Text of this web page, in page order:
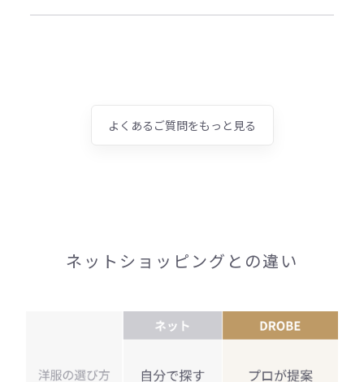
よくあるご質問をもっと見る
ネットショッピングとの違い